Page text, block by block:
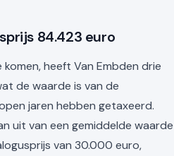
84.423 euro
heeft Van Embden drie
de waarde is van de
jaren hebben getaxeerd.
uit van een gemiddelde waarde
van 30.000 euro,